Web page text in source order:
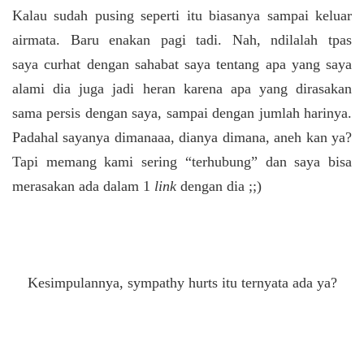
Kalau sudah pusing seperti itu biasanya sampai keluar
airmata. Baru enakan pagi tadi. Nah, ndilalah tpas
saya curhat dengan sahabat saya tentang apa yang saya
alami dia juga jadi heran karena apa yang dirasakan
sama persis dengan saya, sampai dengan jumlah harinya.
Padahal sayanya dimanaaa, dianya dimana, aneh kan ya?
Tapi memang kami sering “terhubung” dan saya bisa
merasakan ada dalam 1 link dengan dia ;;)
Kesimpulannya, sympathy hurts itu ternyata ada ya?